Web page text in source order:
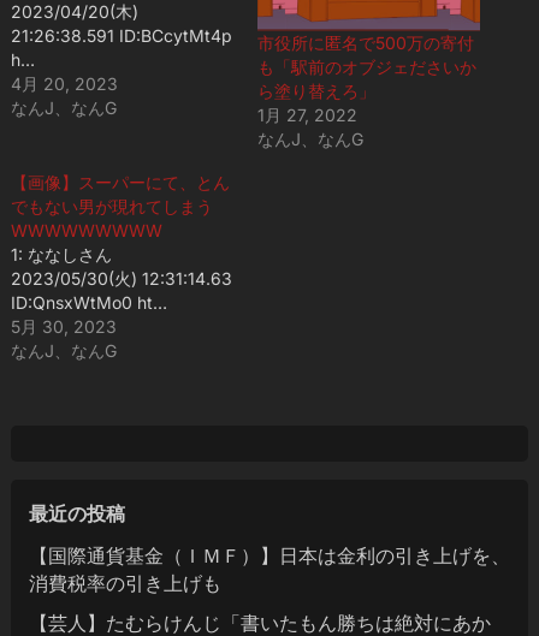
2023/04/20(木)
21:26:38.591 ID:BCcytMt4p
h…
4月 20, 2023
なんJ、なんG
市役所に匿名で500万の寄付
も「駅前のオブジェださいか
ら塗り替えろ」
1月 27, 2022
なんJ、なんG
【画像】スーパーにて、とん
でもない男が現れてしまう
WWWWWWWWW
1: ななしさん
2023/05/30(火) 12:31:14.63
ID:QnsxWtMo0 ht…
5月 30, 2023
なんJ、なんG
最近の投稿
【国際通貨基金（ＩＭＦ）】日本は金利の引き上げを、
消費税率の引き上げも
【芸人】たむらけんじ「書いたもん勝ちは絶対にあか